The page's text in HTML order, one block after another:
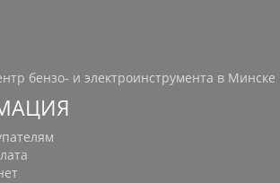
бензо- и электроинструмента в Минске